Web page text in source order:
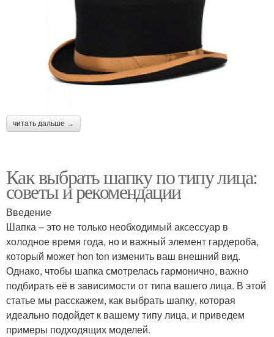
читать дальше →
Как выбрать шапку по типу лица:
советы и рекомендации
Введение
Шапка – это не только необходимый аксессуар в
холодное время года, но и важный элемент гардероба,
который может hon ton изменить ваш внешний вид.
Однако, чтобы шапка смотрелась гармонично, важно
подбирать её в зависимости от типа вашего лица. В этой
статье мы расскажем, как выбрать шапку, которая
идеально подойдет к вашему типу лица, и приведем
примеры подходящих моделей.